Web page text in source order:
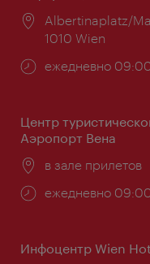
Расположение:
Albertinaplatz/
1010 Wien
Часы
ежедневно
Центр
Аэропорт Вена
Расположение:
в зале прилетов
Часы
ежедневно
Инфоцентр Wien